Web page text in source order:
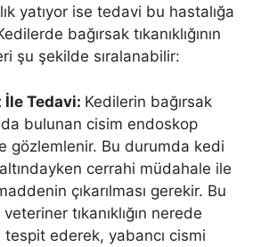
yatıyor ise tedavi bu hastalığa
bağırsak tıkanıklığının
şu şekilde sıralanabilir:
Tedavi: Kedilerin bağırsak
bulunan cisim endoskop
gözlemlenir. Bu durumda kedi
cerrahi müdahale ile
çıkarılması gerekir. Bu
tıkanıklığın nerede
tespit ederek, yabancı cismi